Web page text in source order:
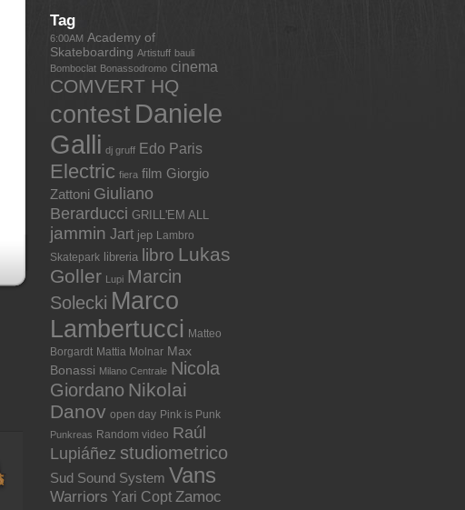
Tag
6:00AM Academy of
Skateboarding Artistuff bauli
Bomboclat Bonassodromo cinema
COMVERT HQ
contest Daniele
Galli dj gruff Edo Paris
Electric fiera film Giorgio
Zattoni Giuliano
Berarducci GRILL'EM ALL
jammin Jart jep Lambro
Skatepark libreria libro Lukas
Goller Lupi Marcin
Solecki Marco
Lambertucci Matteo
Borgardt Mattia Molnar Max
Bonassi Milano Centrale Nicola
Giordano Nikolai
Danov open day Pink is Punk
Punkreas Random video Raúl
Lupiáñez studiometrico
Sud Sound System Vans
Warriors Yari Copt Zamoc